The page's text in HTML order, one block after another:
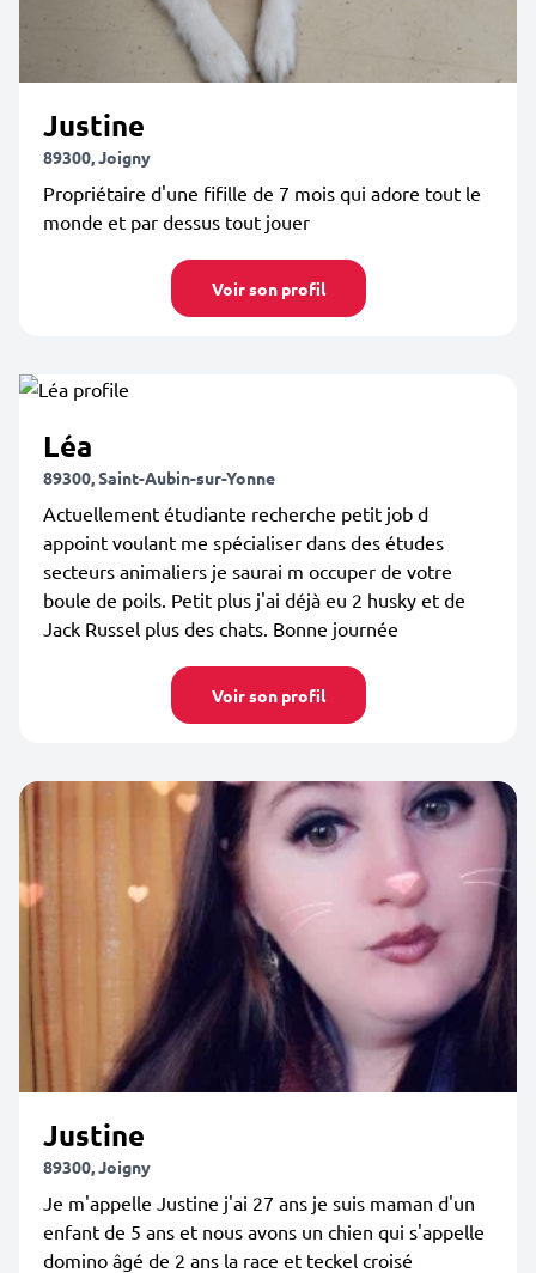
Justine
89300, Joigny
Propriétaire d'une fifille de 7 mois qui adore tout le
monde et par dessus tout jouer
Voir son profil
Léa
89300, Saint-Aubin-sur-Yonne
Actuellement étudiante recherche petit job d
appoint voulant me spécialiser dans des études
secteurs animaliers je saurai m occuper de votre
boule de poils. Petit plus j'ai déjà eu 2 husky et de
Jack Russel plus des chats. Bonne journée
Voir son profil
Justine
89300, Joigny
Je m'appelle Justine j'ai 27 ans je suis maman d'un
enfant de 5 ans et nous avons un chien qui s'appelle
domino âgé de 2 ans la race et teckel croisé